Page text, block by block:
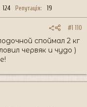
124 Репутація 19
#1 110
споймал 2 кг
червяк и чудо )